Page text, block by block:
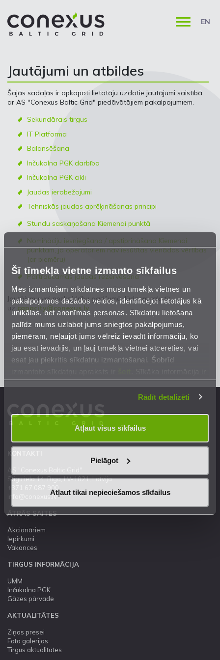
Šī tīmekļa vietne izmanto sīkfailus
Mēs izmantojam sīkdatnes mūsu tīmekļa vietnēs un
pakalpojumos dažādos veidos, identificējot lietotājus kā
unikālas, bet anonīmas personas. Sīkdatņu lietošana
palīdz mums uzlabot jums sniegtos pakalpojumus,
piemēram, neļaujot jums vēlreiz ievadīt informāciju, ko
jau esat ievadījis, un ļauj tīmekļa vietnei atcerēties, vai
esat jau piekritis sīkdatņu izmantošanai. Šobrīd
mūsuPrivātuma atrunā.
Rādīt detalizēti
Atļaut visus sīkfailus
Pielāgot
Atļaut tikai nepieciešamos sīkfailus
EN
Jautājumi un atbildes
Šajās sadaļās ir apkopoti lietotāju uzdotie jautājumi saistībā
ar AS "Conexus Baltic Grid" piedāvātājiem pakalpojumiem.
Sekundārais tirgus
IT Platforma
Balansēšana
Inčukalna PGK darbība
Inčukalna PGK cikli
Jaudas ierobežojumi
Tehniskās jaudas aprēķināšanas principi
Stundu saskaņošana Kiemenai punktā
Nomināciju iesniegšana / apstiprināšana Kiemenai
punktam, ja operatoriem nav iesūtītas vienādas vērtības
(ar piemēru)
Pārtraucamās jaudas rezervēšana
Jautājumu vai neskaidrību gadījumā, lūdzam rakstīt
uz capacity@conexus.lv
Stigu iela 14, Rīga, LV-1021, Latvija
info@conexus.lv
ĀTRĀS SAITES
Akcionāriem
Iepirkumi
Vakances
TIRGUS INFORMĀCIJA
UMM
Inčukalna PGK
Gāzes pārvade
AKTUALITĀTES
Ziņas presei
Foto galerijas
Tirgus aktualitātes